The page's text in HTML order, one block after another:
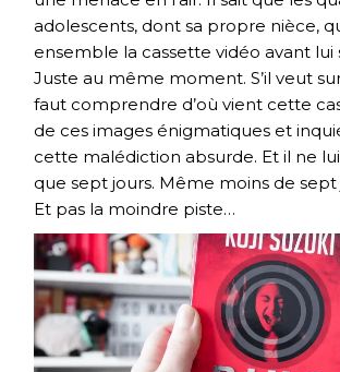
adolescents, dont sa propre nièce,
ensemble la cassette vidéo avant lui
Juste au même moment. S’il veut
faut comprendre d’où vient cette
de ces images énigmatiques et
cette malédiction absurde. Et il ne
que sept jours. Même moins de sept
Et pas la moindre piste…